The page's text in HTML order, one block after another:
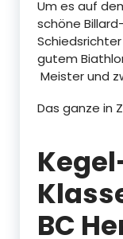
Um es auf
schöne
gutem
Meister und
Das ganze in
BC